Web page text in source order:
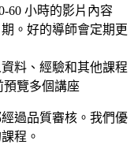
60 小時的影片內容
。好的導師會定期更
料、經驗和其他課程
覽多個講座
過品質審核。我們優
程。